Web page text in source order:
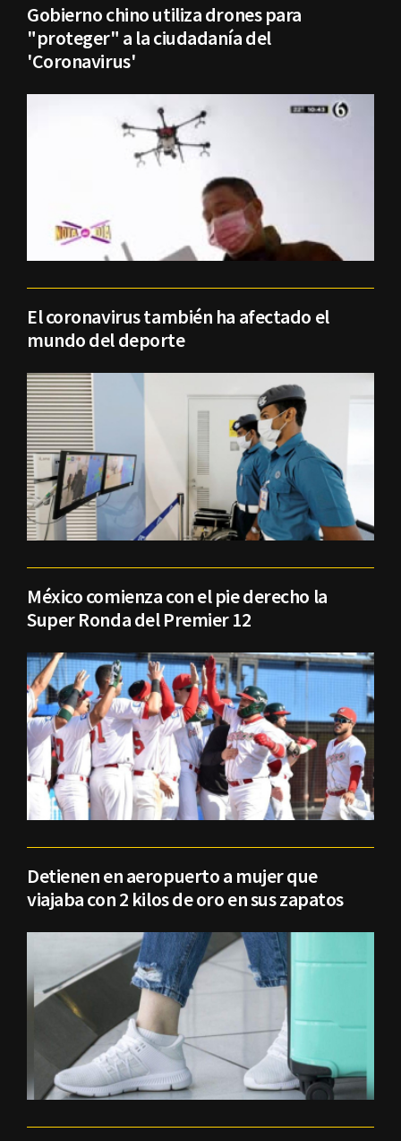
Gobierno chino utiliza drones para
"proteger" a la ciudadanía del
'Coronavirus'
El coronavirus también ha afectado el
mundo del deporte
México comienza con el pie derecho la
Super Ronda del Premier 12
Detienen en aeropuerto a mujer que
viajaba con 2 kilos de oro en sus zapatos